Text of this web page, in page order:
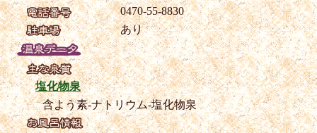
0470-55-8830
あり
塩化物泉
含よう素-ナトリウム-塩化物泉